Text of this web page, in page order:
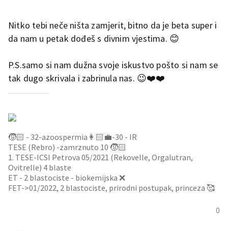
Nitko tebi neče ništa zamjerit, bitno da je beta super i
da nam u petak dođeš s divnim vjestima. 😊
P.S.samo si nam dužna svoje iskustvo pošto si nam se
tak dugo skrivala i zabrinula nas. 😉❤️❤️
0
🧒🏻 - 32-azoospermia👩🏻‍💼-30 - IR
TESE (Rebro) -zamrznuto 10 🧒🏻
1. TESE-ICSI Petrova 05/2021 (Rekovelle, Orgalutran,
Ovitrelle) 4 blaste
ET - 2 blastociste - biokemijska ❌
FET->01/2022, 2 blastociste, prirodni postupak, princeza 🥰